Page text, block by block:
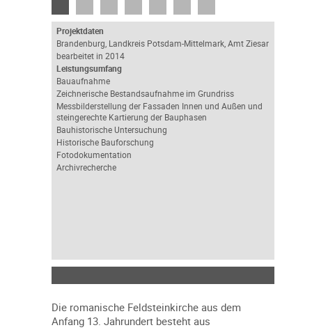
Projektdaten
Brandenburg, Landkreis Potsdam-Mittelmark, Amt Ziesar
bearbeitet in 2014
Leistungsumfang
Bauaufnahme
Zeichnerische Bestandsaufnahme im Grundriss
Messbilderstellung der Fassaden Innen und Außen und
steingerechte Kartierung der Bauphasen
Bauhistorische Untersuchung
Historische Bauforschung
Fotodokumentation
Archivrecherche
Die romanische Feldsteinkirche aus dem
Anfang 13. Jahrundert besteht aus